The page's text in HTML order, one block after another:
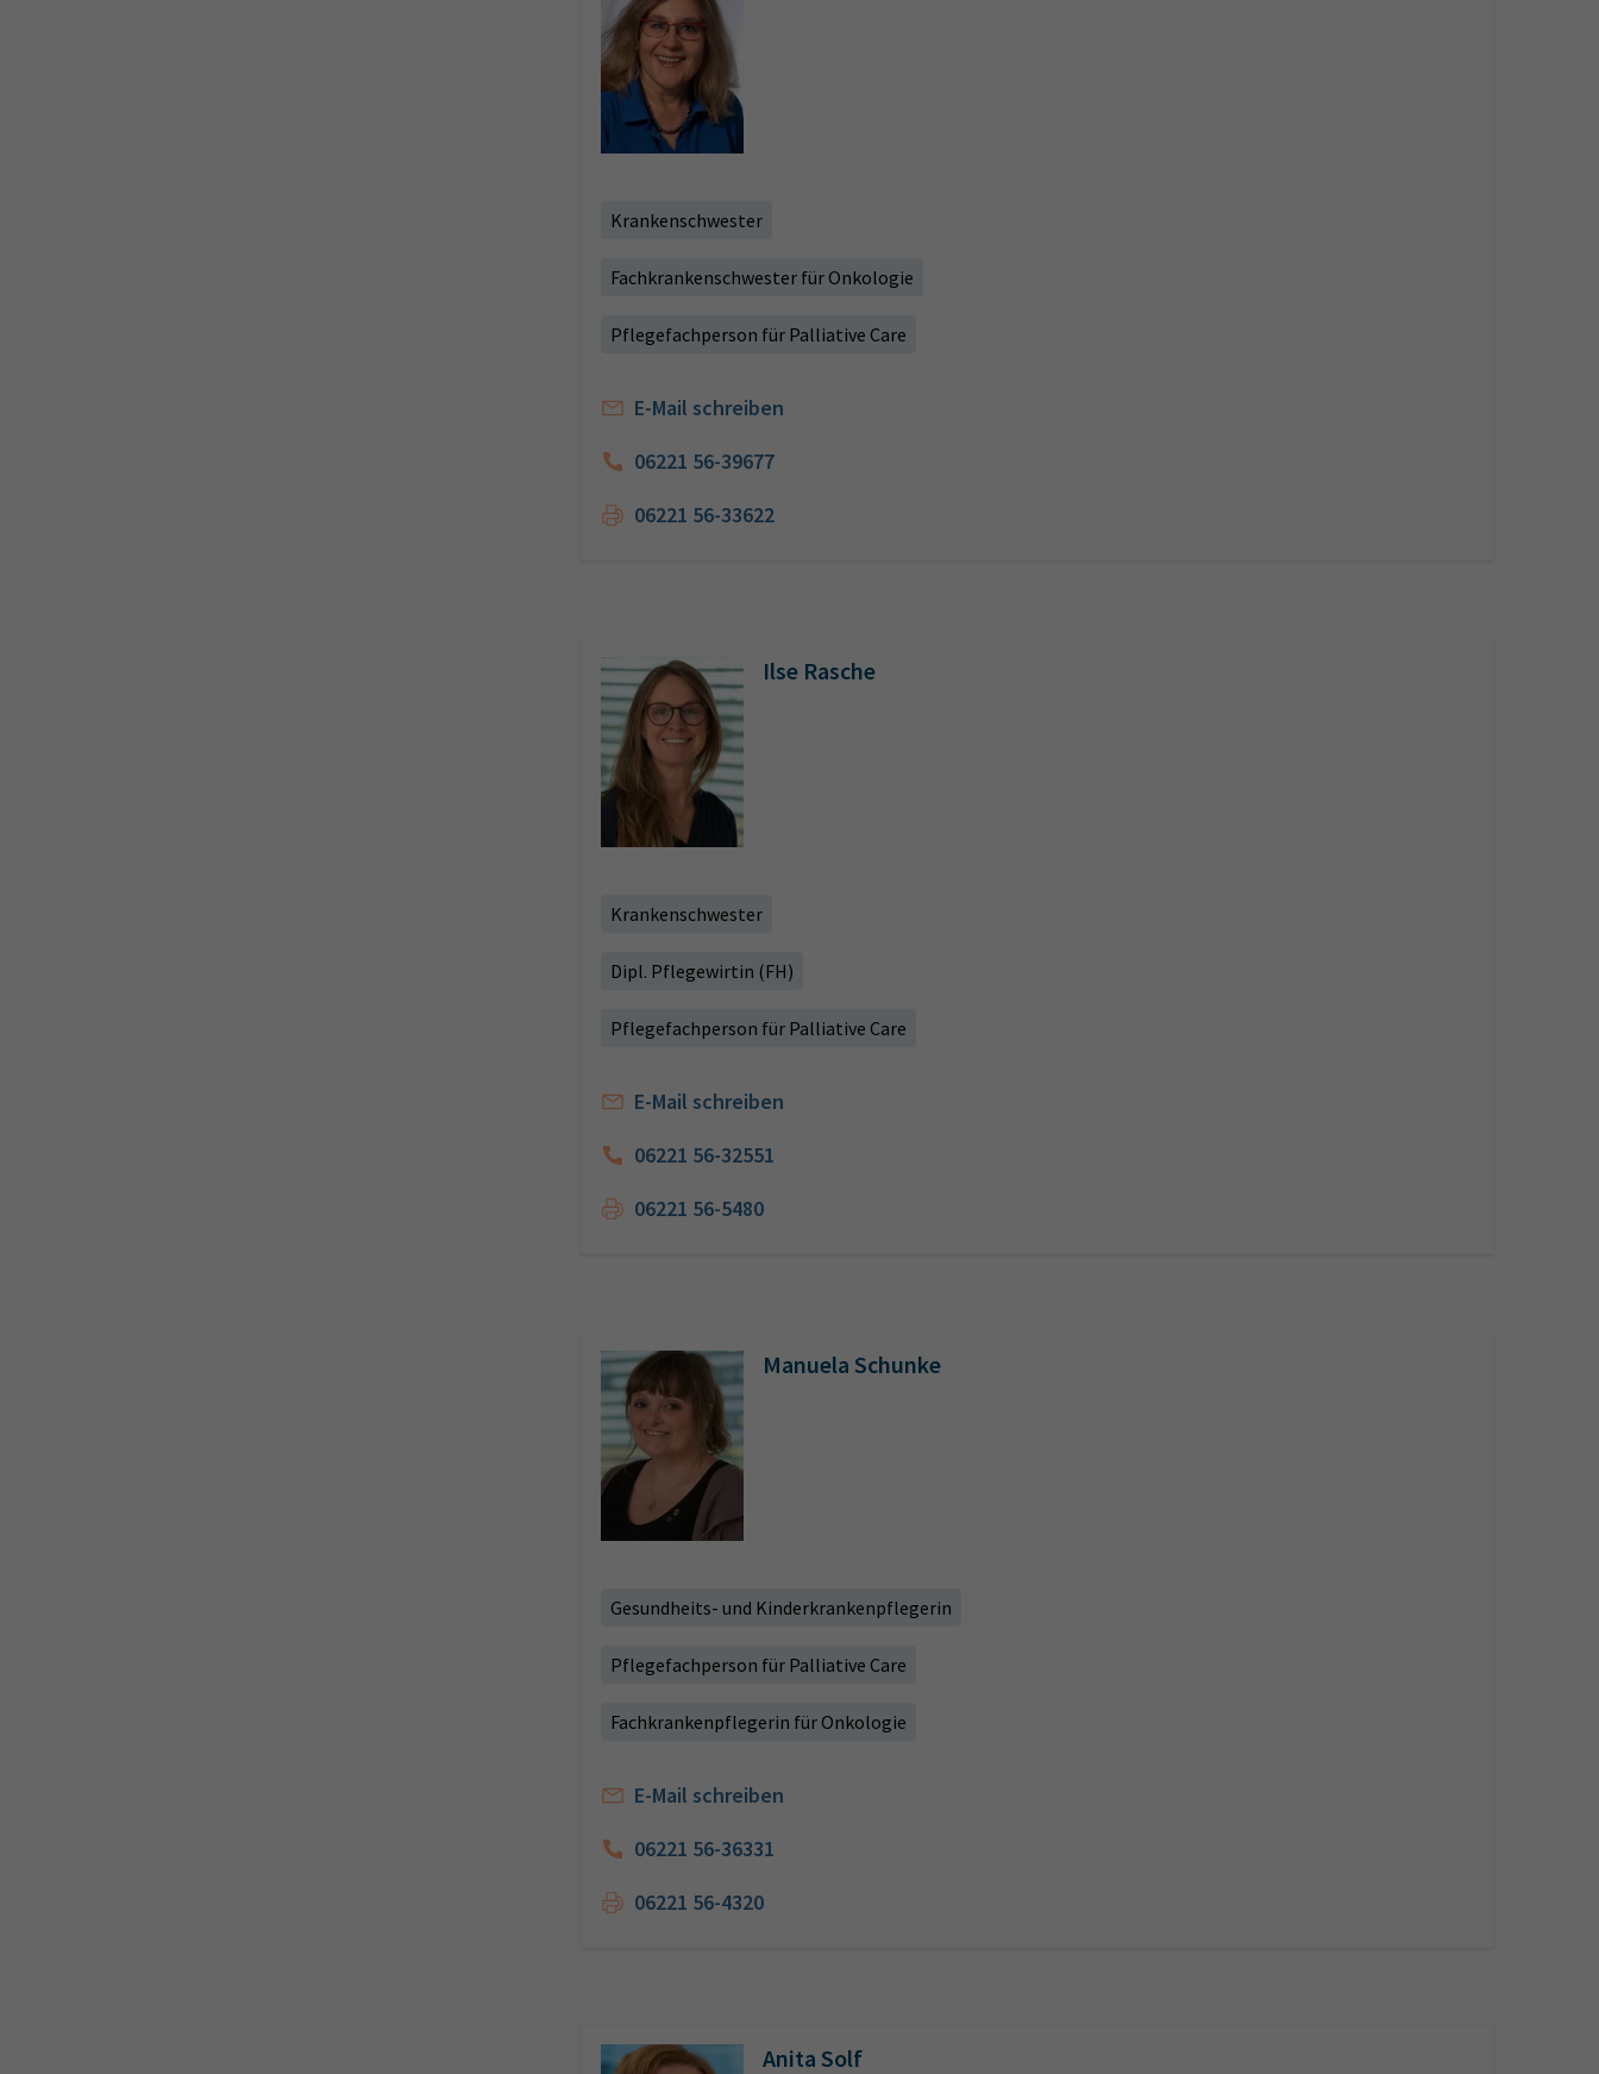
Krankenschwester
Fachkrankenschwester für Onkologie
Pflegefachperson für Palliative Care
E-Mail schreiben
06221 56-39677
06221 56-33622
Ilse Rasche
Krankenschwester
Dipl. Pflegewirtin (FH)
Pflegefachperson für Palliative Care
E-Mail schreiben
06221 56-32551
06221 56-5480
Manuela Schunke
Gesundheits- und Kinderkrankenpflegerin
Pflegefachperson für Palliative Care
Fachkrankenpflegerin für Onkologie
E-Mail schreiben
06221 56-36331
06221 56-4320
Anita Solf